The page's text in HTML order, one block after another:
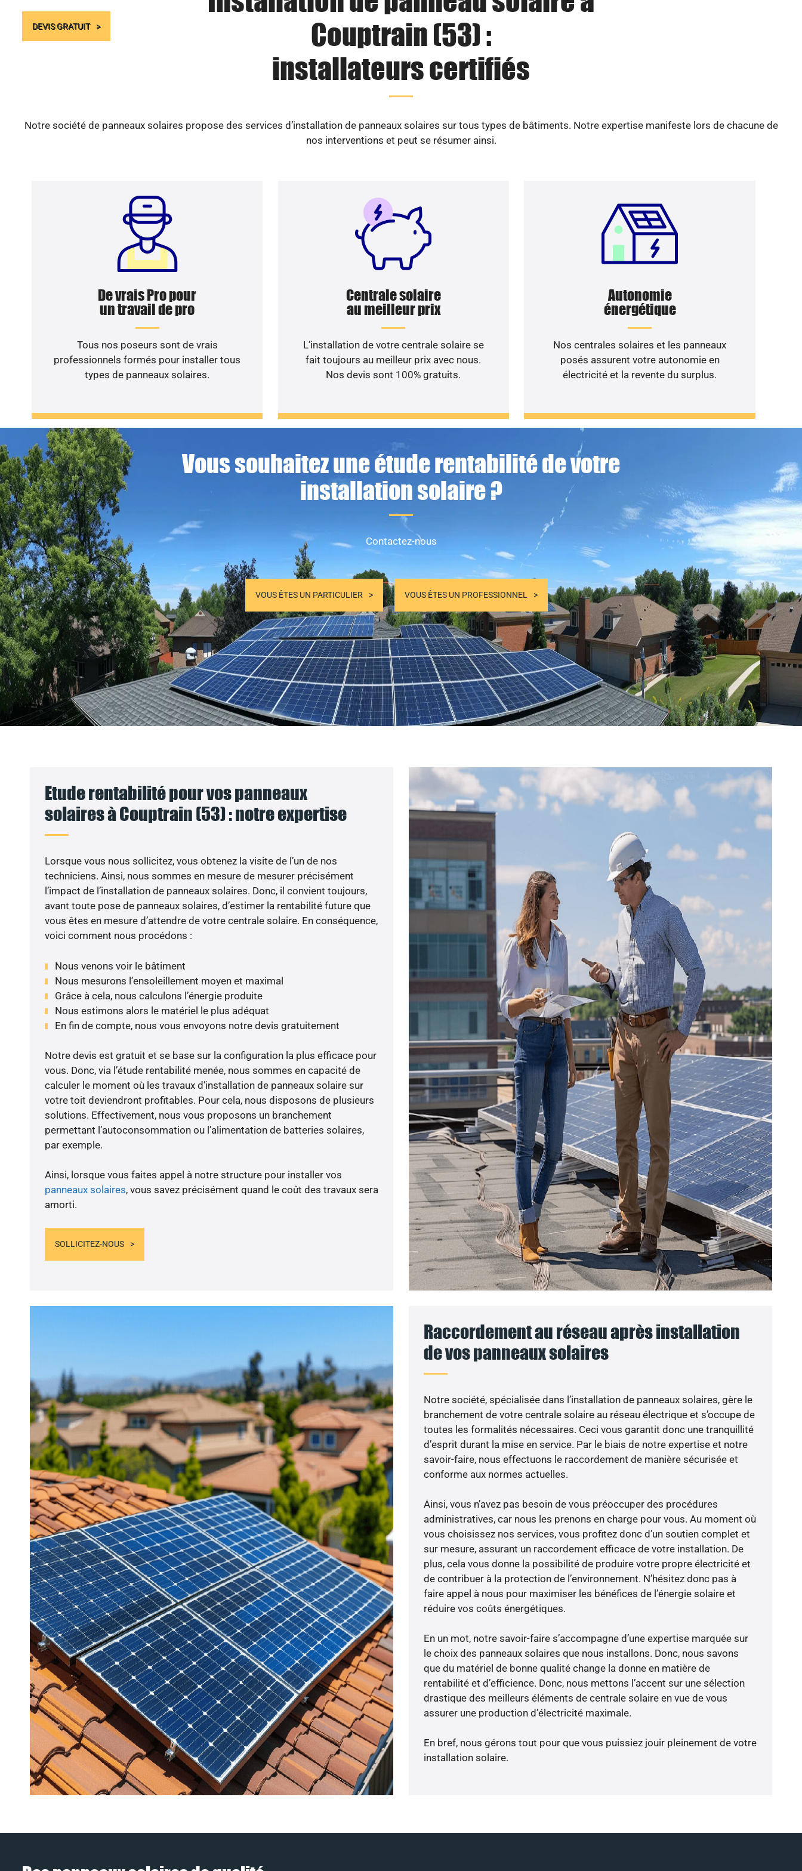
DEVIS GRATUIT
Couptrain (53) :
installateurs certifiés
Notre société de panneaux solaires propose des services d’installation de panneaux solaires sur tous types de bâtiments. Notre expertise manifeste lors de chacune de
nos interventions et peut se résumer ainsi.
De vrais Pro pour
un travail de pro
Tous nos poseurs sont de vrais
professionnels formés pour installer tous
types de panneaux solaires.
Centrale solaire
au meilleur prix
L’installation de votre centrale solaire se
fait toujours au meilleur prix avec nous.
Nos devis sont 100% gratuits.
Autonomie
énergétique
Nos centrales solaires et les panneaux
posés assurent votre autonomie en
électricité et la revente du surplus.
Vous souhaitez une étude rentabilité de votre
installation solaire ?
Contactez-nous
VOUS ÊTES UN PARTICULIER VOUS ÊTES UN PROFESSIONNEL
Etude rentabilité pour vos panneaux
solaires à Couptrain (53) : notre expertise
Lorsque vous nous sollicitez, vous obtenez la visite de l’un de nos
techniciens. Ainsi, nous sommes en mesure de mesurer précisément
l’impact de l’installation de panneaux solaires. Donc, il convient toujours,
avant toute pose de panneaux solaires, d’estimer la rentabilité future que
vous êtes en mesure d’attendre de votre centrale solaire. En conséquence,
voici comment nous procédons :
Nous venons voir le bâtiment
Nous mesurons l’ensoleillement moyen et maximal
Grâce à cela, nous calculons l’énergie produite
Nous estimons alors le matériel le plus adéquat
En fin de compte, nous vous envoyons notre devis gratuitement
Notre devis est gratuit et se base sur la configuration la plus efficace pour
vous. Donc, via l’étude rentabilité menée, nous sommes en capacité de
calculer le moment où les travaux d’installation de panneaux solaire sur
votre toit deviendront profitables. Pour cela, nous disposons de plusieurs
solutions. Effectivement, nous vous proposons un branchement
permettant l’autoconsommation ou l’alimentation de batteries solaires,
par exemple.
Ainsi, lorsque vous faites appel à notre structure pour installer vos
panneaux solaires, vous savez précisément quand le coût des travaux sera
amorti.
SOLLICITEZ-NOUS
Raccordement au réseau après installation
de vos panneaux solaires
Notre société, spécialisée dans l’installation de panneaux solaires, gère le
branchement de votre centrale solaire au réseau électrique et s’occupe de
toutes les formalités nécessaires. Ceci vous garantit donc une tranquillité
d’esprit durant la mise en service. Par le biais de notre expertise et notre
savoir-faire, nous effectuons le raccordement de manière sécurisée et
conforme aux normes actuelles.
Ainsi, vous n’avez pas besoin de vous préoccuper des procédures
administratives, car nous les prenons en charge pour vous. Au moment où
vous choisissez nos services, vous profitez donc d’un soutien complet et
sur mesure, assurant un raccordement efficace de votre installation. De
plus, cela vous donne la possibilité de produire votre propre électricité et
de contribuer à la protection de l’environnement. N’hésitez donc pas à
faire appel à nous pour maximiser les bénéfices de l’énergie solaire et
réduire vos coûts énergétiques.
En un mot, notre savoir-faire s’accompagne d’une expertise marquée sur
le choix des panneaux solaires que nous installons. Donc, nous savons
que du matériel de bonne qualité change la donne en matière de
rentabilité et d’efficience. Donc, nous mettons l’accent sur une sélection
drastique des meilleurs éléments de centrale solaire en vue de vous
assurer une production d’électricité maximale.
En bref, nous gérons tout pour que vous puissiez jouir pleinement de votre
installation solaire.